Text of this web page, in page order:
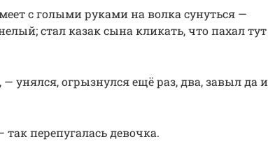
с голыми руками на волка сунуться —
стал казак сына кликать, что пахал тут
унялся, огрызнулся ещё раз, два, завыл да и
перепугалась девочка.